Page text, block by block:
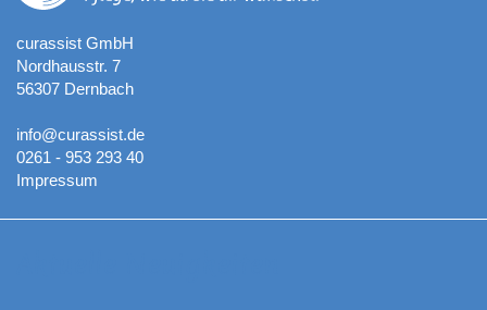
curassist GmbH
Nordhausstr. 7
56307 Dernbach
info@curassist.de
0261 - 953 293 40
Impressum